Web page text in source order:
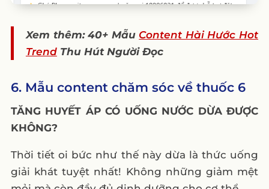
Xem thêm: 40+ Mẫu Content Hài Hước Hot
TrendThu Hút Người Đọc
6. Mẫu content chăm sóc về thuốc 6
TĂNG HUYẾT ÁP CÓ UỐNG NƯỚC DỪA ĐƯỢC
KHÔNG?
Thời tiết oi bức như thế này dừa là thức uống
giải khát tuyệt nhất! Không những giảm mệt